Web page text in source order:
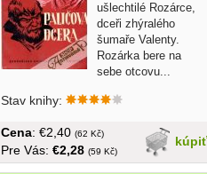
ušlechtilé Rozárce,
dceři zhýralého
šumaře Valenty.
Rozárka bere na
sebe otcovu...
Stav knihy:
kúpiť
Cena: €2,40 (62 Kč)
Pre Vás: €2,28 (59 Kč)